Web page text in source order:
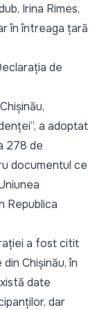
Irina Rimes,
în întreaga țară
de
a adoptat
278 de
documentul ce
Republica
a fost citit
Chișinău, în
date
dar